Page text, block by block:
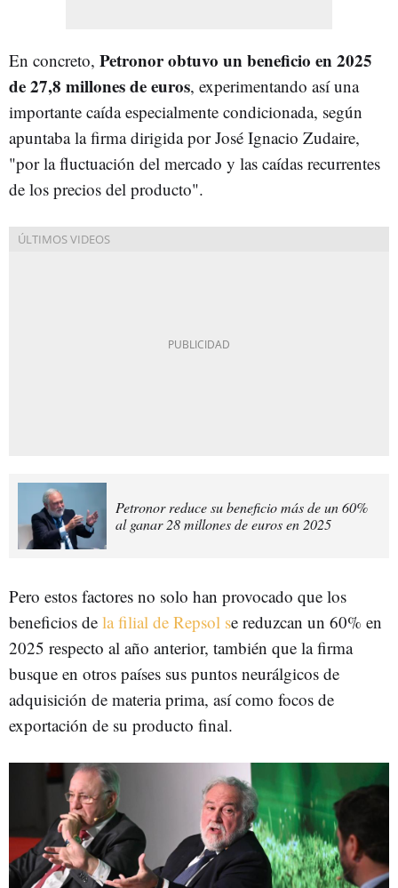
En concreto, Petronor obtuvo un beneficio en 2025
de 27,8 millones de euros, experimentando así una
importante caída especialmente condicionada, según
apuntaba la firma dirigida por José Ignacio Zudaire,
"por la fluctuación del mercado y las caídas recurrentes
de los precios del producto".
Petronor reduce su beneficio más de un 60%
al ganar 28 millones de euros en 2025
Pero estos factores no solo han provocado que los
beneficios de la filial de Repsol se reduzcan un 60% en
2025 respecto al año anterior, también que la firma
busque en otros países sus puntos neurálgicos de
adquisición de materia prima, así como focos de
exportación de su producto final.